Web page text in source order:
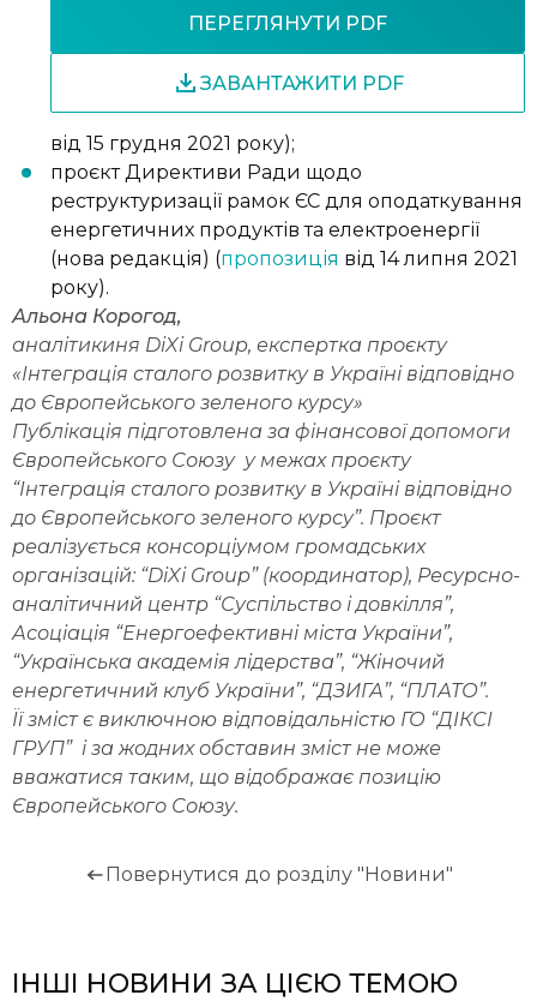
ПЕРЕГЛЯНУТИ PDF
ЗАВАНТАЖИТИ PDF
від 15 грудня 2021 року);
проєкт Директиви Ради щодо
реструктуризації рамок ЄС для оподаткування
енергетичних продуктів та електроенергії
(нова редакція) (пропозиція від 14 липня 2021
року).
Альона Корогод,
аналітикиня DiXi Group, експертка проєкту
«Інтеграція сталого розвитку в Україні відповідно
до Європейського зеленого курсу»
Публікація підготовлена за фінансової допомоги
Європейського Союзу у межах проєкту
“Інтеграція сталого розвитку в Україні відповідно
до Європейського зеленого курсу”. Проєкт
реалізується консорціумом громадських
організацій: “DiXi Group” (координатор), Ресурсно-
аналітичний центр “Суспільство і довкілля”,
Асоціація “Енергоефективні міста України”,
“Українська академія лідерства”, “Жіночий
енергетичний клуб України”, “ДЗИГА”, “ПЛАТО”.
Її зміст є виключною відповідальністю ГО “ДІКСІ
ГРУП” і за жодних обставин зміст не може
вважатися таким, що відображає позицію
Європейського Союзу.
Повернутися до розділу "Новини"
ІНШІ НОВИНИ ЗА ЦІЄЮ ТЕМОЮ